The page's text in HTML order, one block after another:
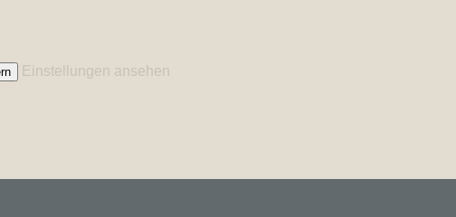
Einstellungen ansehen